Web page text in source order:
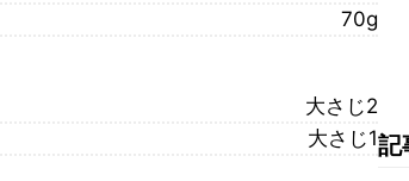
70g
大さじ2
大さじ1記